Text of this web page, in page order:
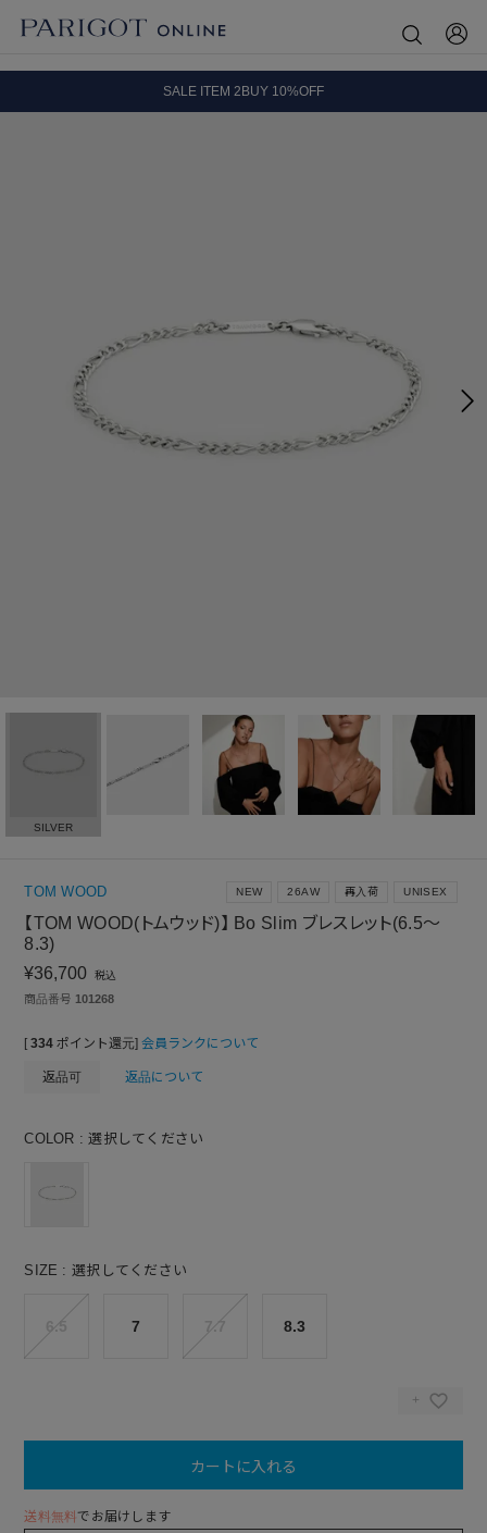
8.5 wedに会員プログラムが生まれ変わります！
SILVER
TOM WOOD
【TOM WOOD(トムウッド)】 Bo Slim ブレスレット(6.5～
8.3)
¥36,700 税込
NEW 26AW 再入荷 UNISEX
商品番号 101268
[ 334 ポイント還元] 会員ランクについて
返品可 返品について
COLOR 選択してください
SIZE 選択してください
7 8.3
カートに入れる
送料無料でお届けします